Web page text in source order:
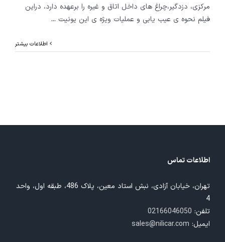
مرکزی، دزدگیر،چراغ های داخل اتاق و غیره را برعهده دارد، دراین
فیلم نحوه ی عیب یابی و عملیات ویژه ی این یونیت ...
اطلاعات بیشتر
اطلاعات تماس
تهران، خیابان آزادی، نبش استاد معین، پلاک 486، طبقه اول، واحد
4
تلفن: 02166046050
ایمیل: sales@nilicar.com